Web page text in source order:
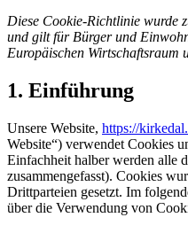
Diese Cookie-Richtlinie wurde
und gilt für Bürger und
Europäischen Wirtschaftsraum
1. Einführung
Unsere Website, https://
Website“) verwendet Cookies
Einfachheit halber werden alle
zusammengefasst). Cookies
Drittparteien gesetzt. Im
über die Verwendung von